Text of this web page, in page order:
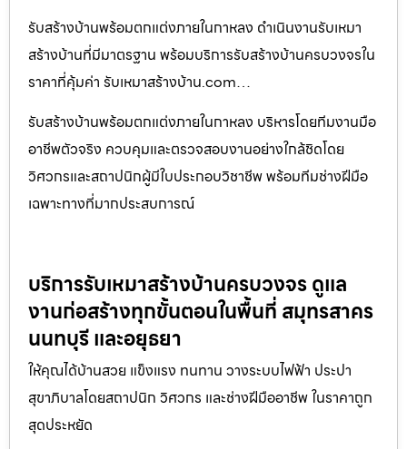
รับสร้างบ้านพร้อมตกแต่งภายในกาหลง ดำเนินงานรับเหมา
สร้างบ้านที่มีมาตรฐาน พร้อมบริการรับสร้างบ้านครบวงจรใน
ราคาที่คุ้มค่า รับเหมาสร้างบ้าน.com…
รับสร้างบ้านพร้อมตกแต่งภายในกาหลง บริหารโดยทีมงานมือ
อาชีพตัวจริง ควบคุมและตรวจสอบงานอย่างใกล้ชิดโดย
วิศวกรและสถาปนิกผู้มีใบประกอบวิชาชีพ พร้อมทีมช่างฝีมือ
เฉพาะทางที่มากประสบการณ์
บริการรับเหมาสร้างบ้านครบวงจร ดูแล
งานก่อสร้างทุกขั้นตอนในพื้นที่ สมุทรสาคร
นนทบุรี และอยุธยา
ให้คุณได้บ้านสวย แข็งแรง ทนทาน วางระบบไฟฟ้า ประปา
สุขาภิบาลโดยสถาปนิก วิศวกร และช่างฝีมืออาชีพ ในราคาถูก
สุดประหยัด